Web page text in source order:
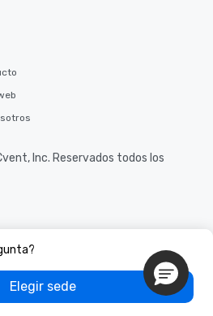
Elegir sede
Inc. Reservados todos los